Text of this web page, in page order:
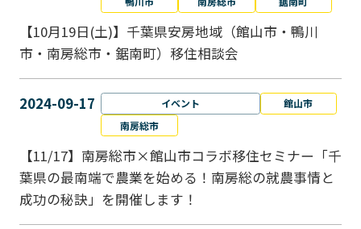
【10月19日(土)】千葉県安房地域（館山市・鴨川
市・南房総市・鋸南町）移住相談会
2024-09-17 イベント
館山市
南房総市
【11/17】南房総市×館山市コラボ移住セミナー「千
葉県の最南端で農業を始める！南房総の就農事情と
成功の秘訣」を開催します！